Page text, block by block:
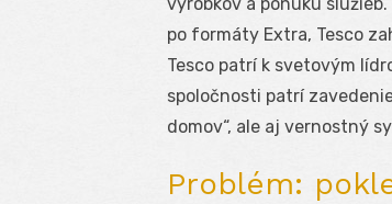
po formáty Extra, Tesco
Tesco patrí k svetovým
spoločnosti patrí
domov“, ale aj vernostný
Problém: